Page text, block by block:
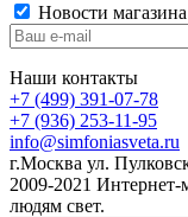
Новости магазина
Наши контакты
+7 (499) 391-07-78
+7 (936) 253-11-95
info@simfoniasveta.ru
г.Москва ул.
2009-2021
людям свет.